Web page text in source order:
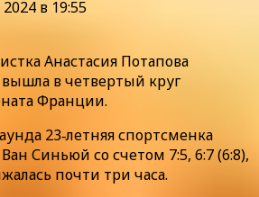
в 19:55
Анастасия Потапова
в четвертый круг
Франции.
23‑летняя спортсменка
Синьюй со счетом 7:5, 6:7 (6:8),
почти три часа.